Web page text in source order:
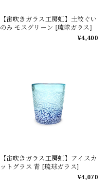
【宙吹きガラス工房虹】土紋ぐい
のみ モスグリーン [琉球ガラス]
¥4,400
【宙吹きガラス工房虹】アイスカ
ットグラス 青 [琉球ガラス]
¥4,070